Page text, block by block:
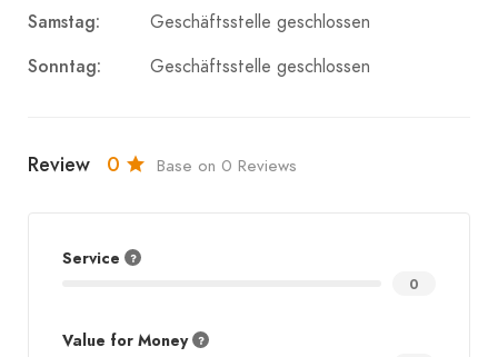
Samstag: Geschäftsstelle geschlossen
Sonntag: Geschäftsstelle geschlossen
Review 0 Base on 0 Reviews
Service
0
Value for Money